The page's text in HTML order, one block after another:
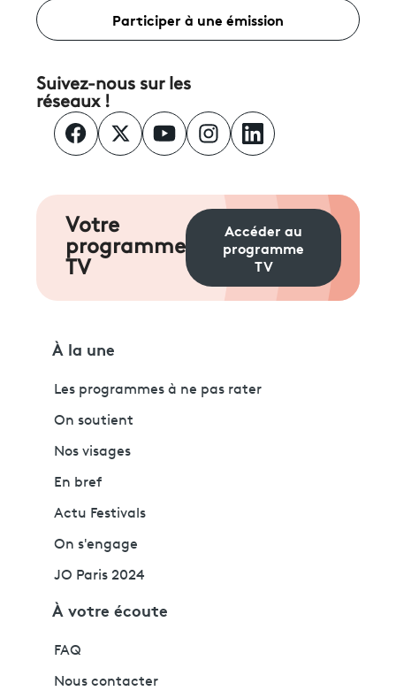
Participer à une émission
Suivez-nous sur les
réseaux !
Votre
programme
TV
Accéder au
programme
TV
À la une
Les programmes à ne pas rater
On soutient
Nos visages
En bref
Actu Festivals
On s'engage
JO Paris 2024
À votre écoute
FAQ
Nous contacter